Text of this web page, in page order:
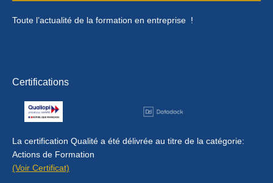
Toute l’actualité de la formation en entreprise !
Certifications
La certification Qualité a été délivrée au titre de la catégorie:
Actions de Formation
(Voir Certificat)